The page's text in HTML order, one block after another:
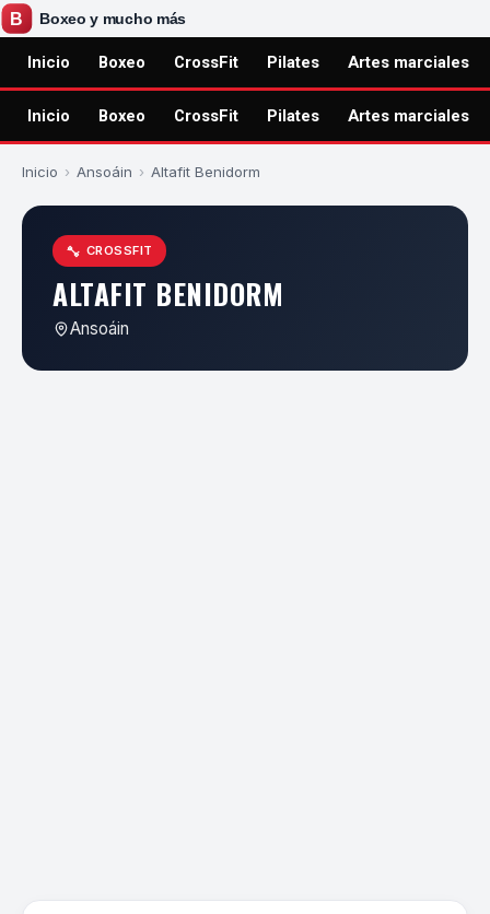
Inicio Boxeo CrossFit Pilates Artes marciales
Inicio Boxeo CrossFit Pilates Artes marciales
Inicio › Ansoáin › Altafit Benidorm
CROSSFIT
ALTAFIT BENIDORM
Ansoáin